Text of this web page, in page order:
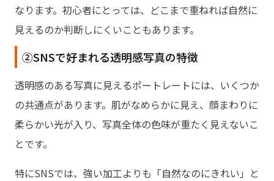
なります。初心者にとっては、どこまで重ねれば自然に
見えるのか判断しにくいこともあります。
②SNSで好まれる透明感写真の特徴
透明感のある写真に見えるポートレートには、いくつか
の共通点があります。肌がなめらかに見え、顔まわりに
柔らかい光が入り、写真全体の色味が重たく見えないこ
とです。
特にSNSでは、強い加工よりも「自然なのにきれい」と